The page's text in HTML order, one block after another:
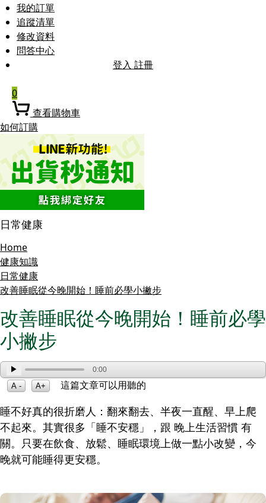
我的訂單
追蹤清單
修改資料
問答中心
登入 註冊
0
查看購物車
如何訂購
日常健康
Home
健康知識
日常健康
改善睡眠從今晚開始！睡前必學小撇步
改善睡眠從今晚開始！睡前必學
小撇步
▶ 0:00
A - A+ 這篇文章可以用聽的
睡不好真的很折磨人：翻來翻去、半夜一直醒、早上爬
不起來。其實很多「睡不安穩」，跟 晚上生活習慣 有
關。只要在飲食、放鬆、睡眠環境上做一點小改變，今
晚就可能睡得更安穩。